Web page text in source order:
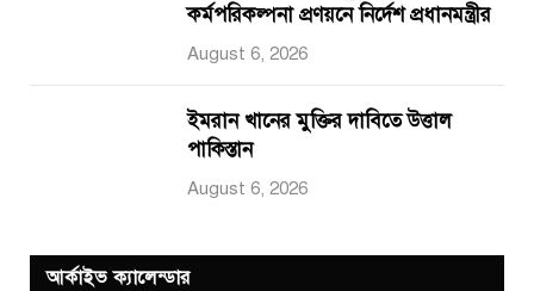
কর্মপরিকল্পনা প্রণয়নে নির্দেশ প্রধানমন্ত্রীর
August 6, 2026
ইমরান খানের মুক্তির দাবিতে উত্তাল
পাকিস্তান
August 6, 2026
আর্কাইভ ক্যালেন্ডার